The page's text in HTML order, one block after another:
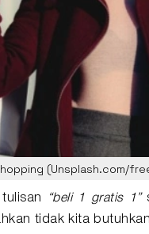
(Unsplash.com/
“beli 1 gratis 1”
tidak kita